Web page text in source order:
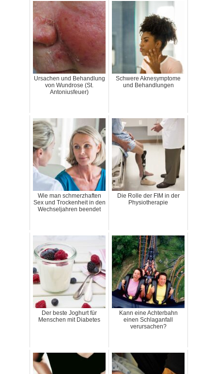
Ursachen und Behandlung
von Wundrose (St.
Antoniusfeuer)
Schwere Aknesymptome
und Behandlungen
Wie man schmerzhaften
Sex und Trockenheit in den
Wechseljahren beendet
Die Rolle der FIM in der
Physiotherapie
Der beste Joghurt für
Menschen mit Diabetes
Kann eine Achterbahn
einen Schlaganfall
verursachen?